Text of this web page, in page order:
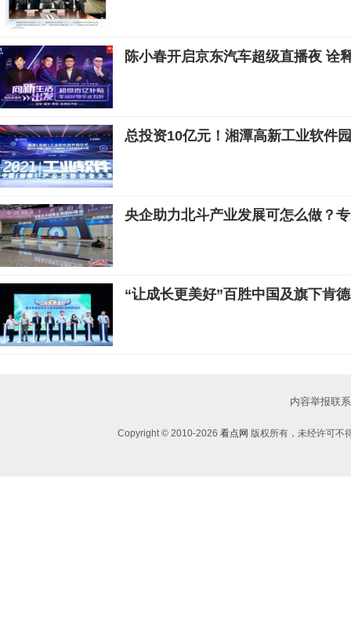
陈小春开启京东汽车超级直播夜 诠
总投资10亿元！湘潭高新工业软件
央企助力北斗产业发展可怎么做？
“让成长更美好”百胜中国及旗下肯
内容举报联
Copyright © 2010-2026 看点网 版权所有，未经许可不